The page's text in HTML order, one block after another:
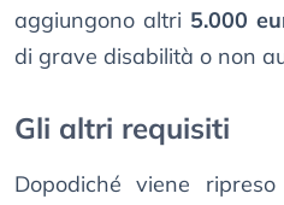
aggiungono altri 5.000
di grave disabilità o non
Gli altri requisiti
Dopodiché viene